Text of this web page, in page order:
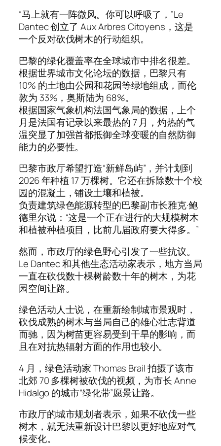
“马上就有一阵微风。你可以呼吸了，”Le
Dantec 创立了 Aux Arbres Citoyens，这是
一个反对砍伐树木的行动组织。
巴黎的绿化覆盖率在全球城市中排名很差。
根据世界城市文化论坛的数据，巴黎只有
10% 的土地由公园和花园等绿地组成，而伦
敦为 33%，奥斯陆为 68%。
根据国家气象机构法国气象局的数据，上个
月是法国有记录以来最热的 7 月，灼热的气
温突显了加强首都抵御全球变暖的自然防御
能力的必要性。
巴黎市政厅希望打造“新鲜岛屿”，并计划到
2026 年种植 17 万棵树。它还在拆除数十个校
园的混凝土，铺设土壤和植被。
负责建筑绿色能源转型的巴黎副市长雅克·鲍
德里尔说：“这是一个正在进行的大规模树木
和植被种植项目，比前几届政府要大得多。”
然而，市政厅的绿色野心引发了一些抗议。
Le Dantec 和其他生态活动家表示，地方当局
一直在砍伐数十棵树龄数十年的树木，为花
园空间让路。
绿色活动人士说，在重新绘制城市景观时，
砍伐成熟的树木与当局自己的雄心壮志背道
而驰，因为树苗更容易受到干旱的影响，而
且在对抗热辐射方面的作用也较小。
4 月，绿色活动家 Thomas Brail 拍摄了该市
北郊 70 多棵树被砍伐的视频，为市长 Anne
Hidalgo 的城市“绿化带”愿景让路。
市政厅的城市规划者表示，如果不砍伐一些
树木，就无法重新设计巴黎以更好地应对气
候变化。